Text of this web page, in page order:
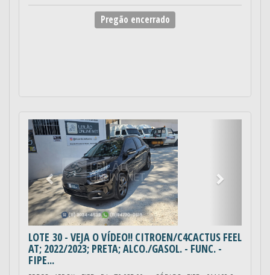
Pregão encerrado
Anterior
LOTE 30 - VEJA O VÍDEO!! CITROEN/C4CACTUS FEEL
AT; 2022/2023; PRETA; ALCO./GASOL. - FUNC. -
FIPE...